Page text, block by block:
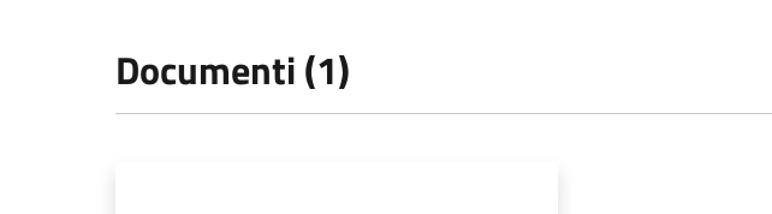
Documenti (1)